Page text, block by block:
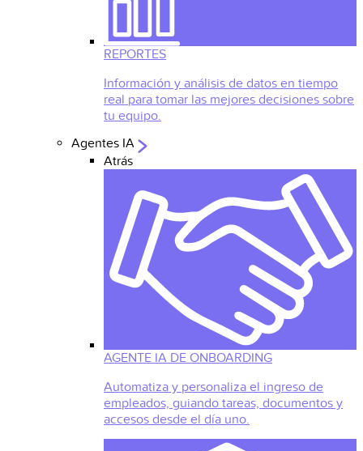
REPORTES
Información y análisis de datos en tiempo
real para tomar las mejores decisiones sobre
tu equipo.
Agentes IA
Atrás
AGENTE IA DE ONBOARDING
Automatiza y personaliza el ingreso de
empleados, guiando tareas, documentos y
accesos desde el día uno.